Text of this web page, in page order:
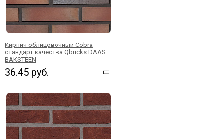
Кирпич облицовочный Cobra
стандарт качества Qbricks DAAS
BAKSTEEN
36.45 руб.